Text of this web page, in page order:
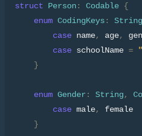
struct Person: Codable {
enum CodingKeys : String
case name, age,
case schoolName =
}
enum Gender : String,
case male,
female
}